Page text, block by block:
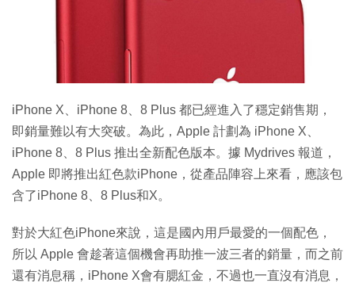
iPhone X、iPhone 8、8 Plus 都已經進入了穩定銷售期，
即銷量難以有大突破。為此，Apple 計劃為 iPhone X、
iPhone 8、8 Plus 推出全新配色版本。據 Mydrives 報道，
Apple 即將推出紅色款iPhone，從產品陣容上來看，應該包
含了iPhone 8、8 Plus和X。
對於大紅色iPhone來說，這是國內用戶最愛的一個配色，
所以 Apple 會趁著這個機會再助推一波三者的銷量，而之前
還有消息稱，iPhone X會有腮紅金，不過也一直沒有消息，